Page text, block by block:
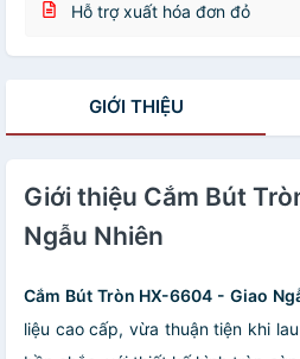
Hỗ trợ xuất hóa đơn đỏ
GIỚI THIỆU
Giới thiệu Cắm Bút
Ngẫu Nhiên
Cắm Bút Tròn HX-6604 - Giao
liệu cao cấp, vừa thuận tiện khi